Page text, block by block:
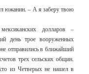
южанин. – А я заберу твою
долларов –
день трое вооруженных
отправились в ближайший
трех сельских общин.
из Четверых не нашел в